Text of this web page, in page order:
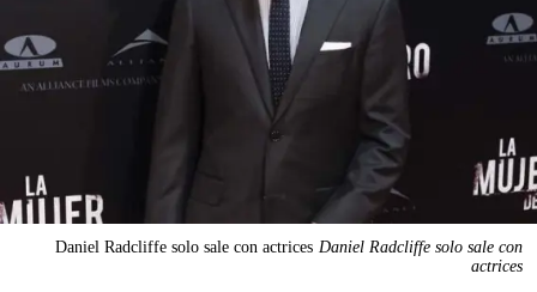
Daniel Radcliffe solo sale con actrices Daniel Radcliffe solo sale con
actrices